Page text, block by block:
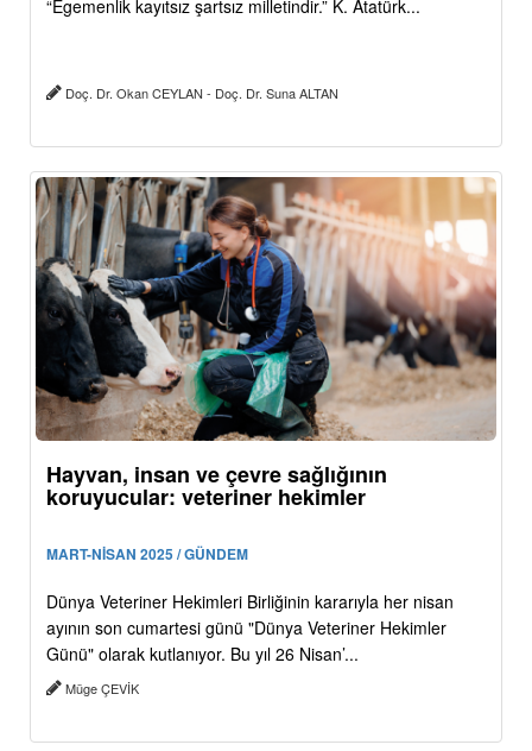
“Egemenlik kayıtsız şartsız milletindir.” K. Atatürk...
Doç. Dr. Okan CEYLAN - Doç. Dr. Suna ALTAN
Hayvan, insan ve çevre sağlığının
koruyucular: veteriner hekimler
MART-NİSAN 2025 / GÜNDEM
Dünya Veteriner Hekimleri Birliğinin kararıyla her nisan
ayının son cumartesi günü "Dünya Veteriner Hekimler
Günü" olarak kutlanıyor. Bu yıl 26 Nisan’...
Müge ÇEVİK